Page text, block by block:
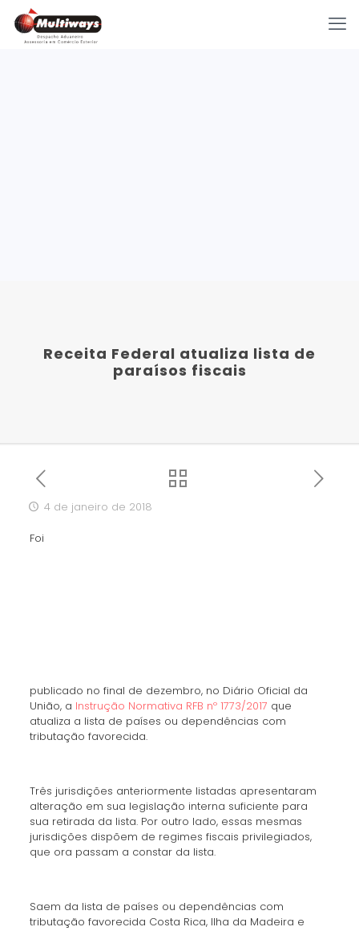
Receita Federal atualiza lista de
paraísos fiscais
4 de janeiro de 2018
Foi
publicado no final de dezembro, no Diário Oficial da
União, a Instrução Normativa RFB nº 1773/2017 que
atualiza a lista de países ou dependências com
tributação favorecida.
Três jurisdições anteriormente listadas apresentaram
alteração em sua legislação interna suficiente para
sua retirada da lista. Por outro lado, essas mesmas
jurisdições dispõem de regimes fiscais privilegiados,
que ora passam a constar da lista.
Saem da lista de países ou dependências com
tributação favorecida Costa Rica, Ilha da Madeira e